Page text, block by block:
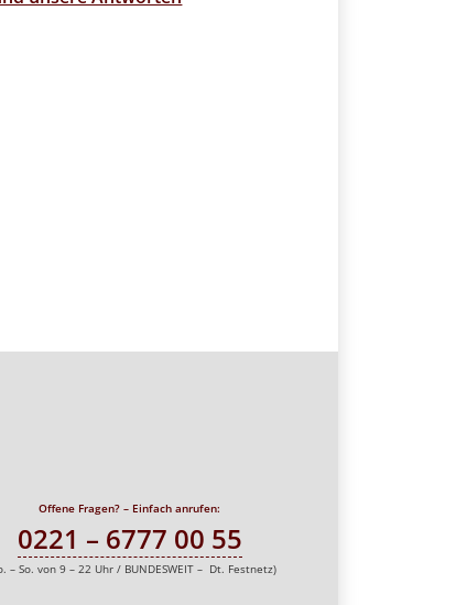
Offene Fragen? – Einfach anrufen:
0221 – 6777 00 55
– So. von 9 – 22 Uhr / BUNDESWEIT – Dt. Festnetz)